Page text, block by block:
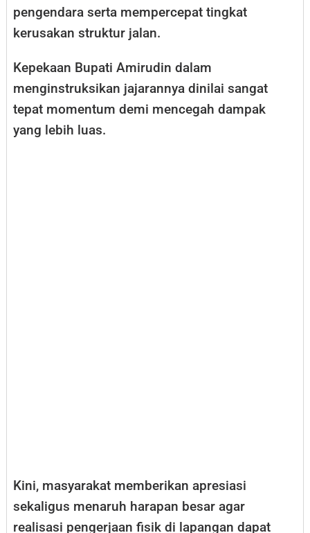
pengendara serta mempercepat tingkat
kerusakan struktur jalan.
Kepekaan Bupati Amirudin dalam
menginstruksikan jajarannya dinilai sangat
tepat momentum demi mencegah dampak
yang lebih luas.
Kini, masyarakat memberikan apresiasi
sekaligus menaruh harapan besar agar
realisasi pengerjaan fisik di lapangan dapat